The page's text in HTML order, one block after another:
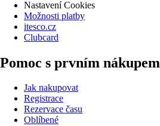
Nastavení Cookies
Možnosti platby
itesco.cz
Clubcard
Pomoc s prvním nákupem
Jak nakupovat
Registrace
Rezervace času
Oblíbené